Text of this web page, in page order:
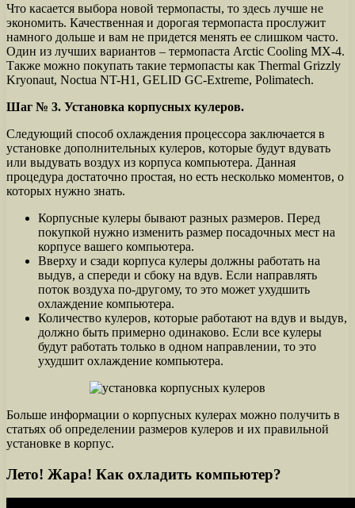
Что касается выбора новой термопасты, то здесь лучше не
экономить. Качественная и дорогая термопаста прослужит
намного дольше и вам не придется менять ее слишком часто.
Один из лучших вариантов – термопаста Arctic Cooling MX-4.
Также можно покупать такие термопасты как Thermal Grizzly
Kryonaut, Noctua NT-H1, GELID GC-Extreme, Polimatech.
Шаг № 3. Установка корпусных кулеров.
Следующий способ охлаждения процессора заключается в
установке дополнительных кулеров, которые будут вдувать
или выдувать воздух из корпуса компьютера. Данная
процедура достаточно простая, но есть несколько моментов, о
которых нужно знать.
Корпусные кулеры бывают разных размеров. Перед
покупкой нужно изменить размер посадочных мест на
корпусе вашего компьютера.
Вверху и сзади корпуса кулеры должны работать на
выдув, а спереди и сбоку на вдув. Если направлять
поток воздуха по-другому, то это может ухудшить
охлаждение компьютера.
Количество кулеров, которые работают на вдув и выдув,
должно быть примерно одинаково. Если все кулеры
будут работать только в одном направлении, то это
ухудшит охлаждение компьютера.
Больше информации о корпусных кулерах можно получить в
статьях об определении размеров кулеров и их правильной
установке в корпус.
Лето! Жара! Как охладить компьютер?